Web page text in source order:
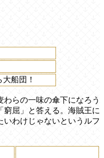
船団！
わらの一味の傘下になろう
窮屈」と答える。海賊王に
いわけじゃないというルフ